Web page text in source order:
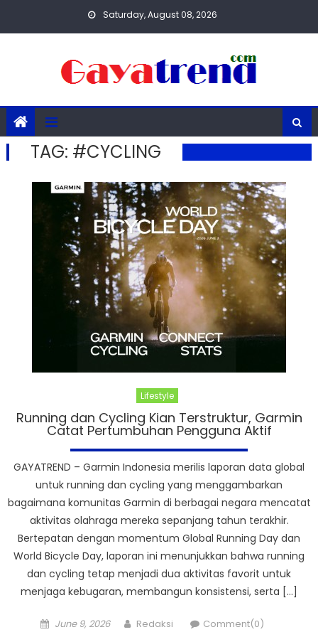
Saturday, August 08, 2026
TAG: #CYCLING
Lifestyle
Running dan Cycling Kian Terstruktur, Garmin
Catat Pertumbuhan Pengguna Aktif
GAYATREND – Garmin Indonesia merilis laporan data global
untuk running dan cycling yang menggambarkan
bagaimana komunitas Garmin di berbagai negara mencatat
aktivitas olahraga mereka sepanjang tahun terakhir.
Bertepatan dengan momentum Global Running Day dan
World Bicycle Day, laporan ini menunjukkan bahwa running
dan cycling tetap menjadi dua aktivitas favorit untuk
menjaga kebugaran, membangun konsistensi, serta […]
Posted
June 9, 2026 Author
Redaksi Comment(0)